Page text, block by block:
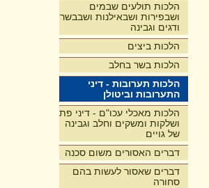
הלכות תולעים שבמים
ושבפירות ושבאילנות ושבבשר
ודגים וגבינה
הלכות ביצים
הלכות בשר בחלב
הלכות תערובות - דיני
התערובות וביטולן
הלכות מאכלי עכו"ם - דיני פת
ושלקות ומשקים וחלב וגבינה
של גויים
דברים האסורים משום סכנה
דברים שאסור לעשות בהם
סחורה